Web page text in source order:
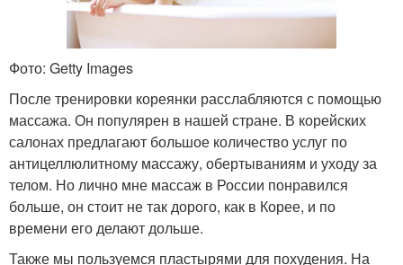
Фото: Getty Images
После тренировки кореянки расслабляются с помощью
массажа. Он популярен в нашей стране. В корейских
салонах предлагают большое количество услуг по
антицеллюлитному массажу, обертываниям и уходу за
телом. Но лично мне массаж в России понравился
больше, он стоит не так дорого, как в Корее, и по
времени его делают дольше.
Также мы пользуемся пластырями для похудения. На